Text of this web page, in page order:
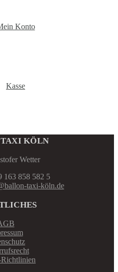
Konto
Kasse
KÖLN
Wetter
163 858 582 5
taxi-köln.de